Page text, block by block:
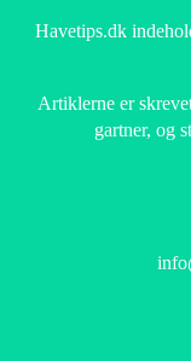
Havetips.dk
Artiklerne er
gartner, og